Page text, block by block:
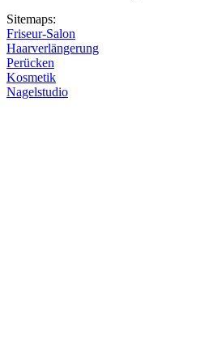
Sitemaps:
Friseur-Salon
Haarverlängerung
Perücken
Kosmetik
Nagelstudio